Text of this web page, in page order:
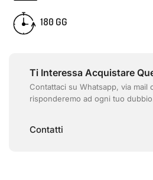
180 GG
Ti Interessa Acquistare
Contattaci su Whatsapp, via mail
risponderemo ad ogni tuo
Contatti